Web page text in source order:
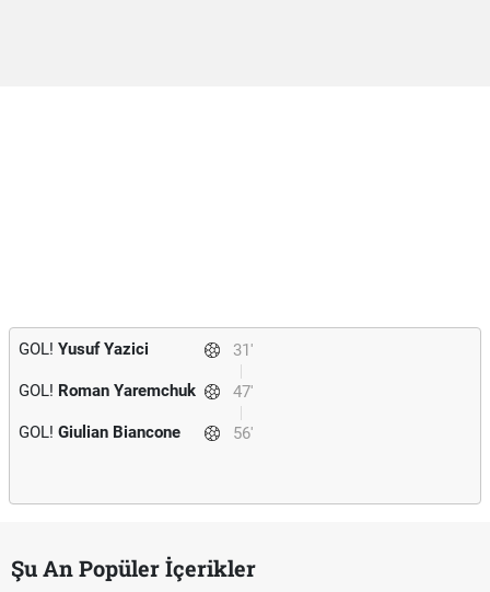
31'
GOL! Yusuf Yazici
47'
GOL! Roman Yaremchuk
56'
GOL! Giulian Biancone
Şu An Popüler İçerikler